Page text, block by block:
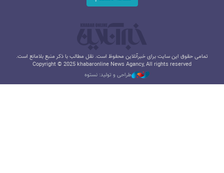
تمامی حقوق این سایت برای خبرآنلاین محفوظ است. نقل مطالب با ذکر منبع بلامانع است.
Copyright © 2025 khabaronline News Agancy, All rights reserved
طراحی و تولید: نستوه